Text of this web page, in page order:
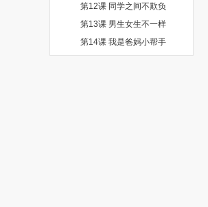
第12课 同学之间不欺负
第13课 男生女生不一样
第14课 我是爸妈小帮手